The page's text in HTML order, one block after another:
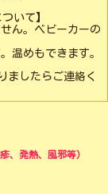
いて】
ん。ベビーカーの
温めもできます。
ましたらご連絡く
、発熱、風邪等）